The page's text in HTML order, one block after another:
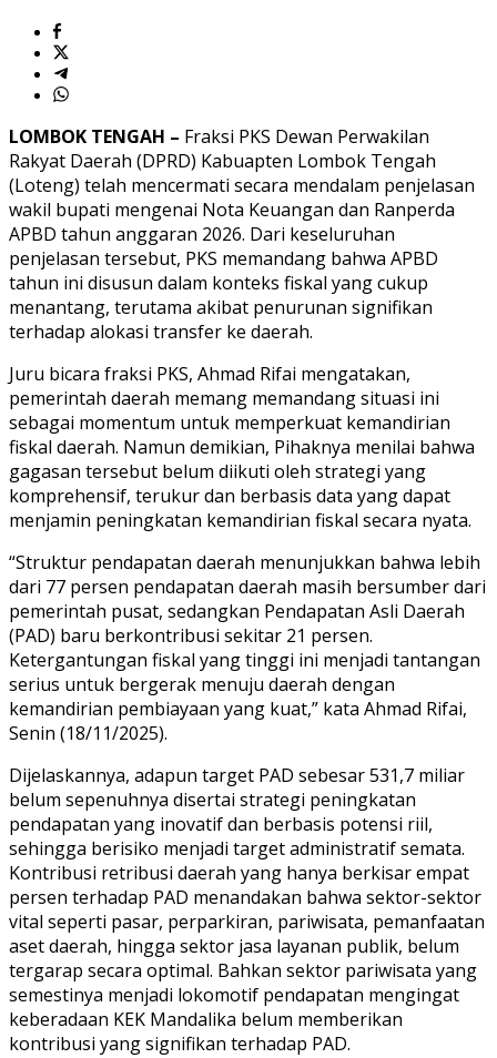
LOMBOK TENGAH – Fraksi PKS Dewan Perwakilan
Rakyat Daerah (DPRD) Kabuapten Lombok Tengah
(Loteng) telah mencermati secara mendalam penjelasan
wakil bupati mengenai Nota Keuangan dan Ranperda
APBD tahun anggaran 2026. Dari keseluruhan
penjelasan tersebut, PKS memandang bahwa APBD
tahun ini disusun dalam konteks fiskal yang cukup
menantang, terutama akibat penurunan signifikan
terhadap alokasi transfer ke daerah.
Juru bicara fraksi PKS, Ahmad Rifai mengatakan,
pemerintah daerah memang memandang situasi ini
sebagai momentum untuk memperkuat kemandirian
fiskal daerah. Namun demikian, Pihaknya menilai bahwa
gagasan tersebut belum diikuti oleh strategi yang
komprehensif, terukur dan berbasis data yang dapat
menjamin peningkatan kemandirian fiskal secara nyata.
“Struktur pendapatan daerah menunjukkan bahwa lebih
dari 77 persen pendapatan daerah masih bersumber dari
pemerintah pusat, sedangkan Pendapatan Asli Daerah
(PAD) baru berkontribusi sekitar 21 persen.
Ketergantungan fiskal yang tinggi ini menjadi tantangan
serius untuk bergerak menuju daerah dengan
kemandirian pembiayaan yang kuat,” kata Ahmad Rifai,
Senin (18/11/2025).
Dijelaskannya, adapun target PAD sebesar 531,7 miliar
belum sepenuhnya disertai strategi peningkatan
pendapatan yang inovatif dan berbasis potensi riil,
sehingga berisiko menjadi target administratif semata.
Kontribusi retribusi daerah yang hanya berkisar empat
persen terhadap PAD menandakan bahwa sektor-sektor
vital seperti pasar, perparkiran, pariwisata, pemanfaatan
aset daerah, hingga sektor jasa layanan publik, belum
tergarap secara optimal. Bahkan sektor pariwisata yang
semestinya menjadi lokomotif pendapatan mengingat
keberadaan KEK Mandalika belum memberikan
kontribusi yang signifikan terhadap PAD.